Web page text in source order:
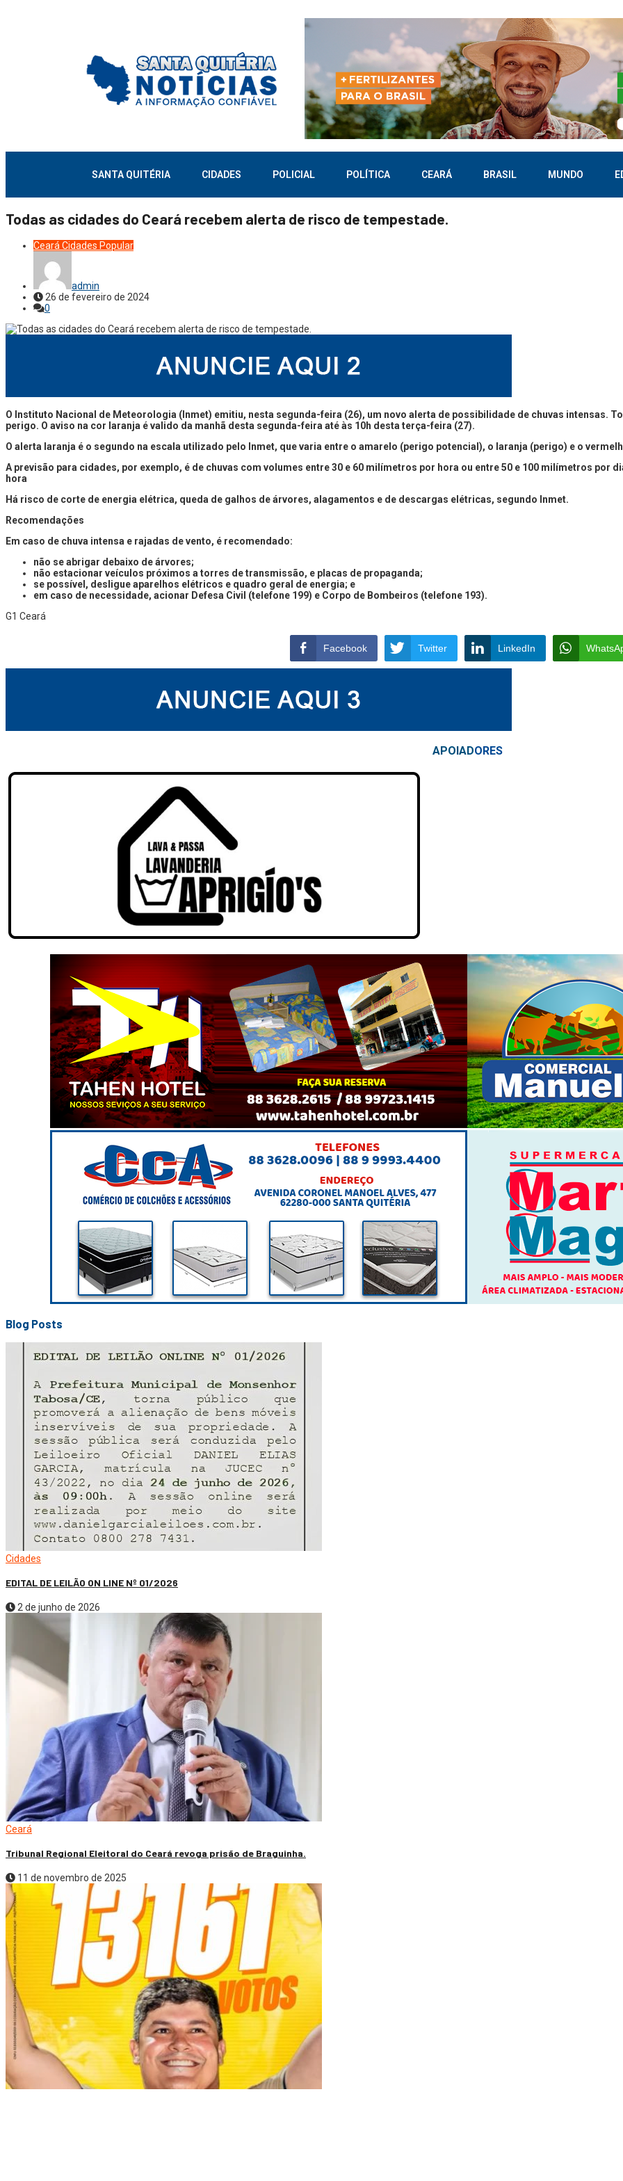
SANTA QUITÉRIA CIDADES POLICIAL POLÍTICA CEARÁ BRASIL MUNDO
Todas as cidades do Ceará recebem alerta de risco de tempestade.
Ceará Cidades Popular
admin
26 de fevereiro de 2024
0
O Instituto Nacional de Meteorologia (Inmet) emitiu, nesta segunda-feira (26), um novo alerta de possibilidade de chuvas intensas.
perigo. O aviso na cor laranja é valido da manhã desta segunda-feira até às 10h desta terça-feira (27).
O alerta laranja é o segundo na escala utilizado pelo Inmet, que varia entre o amarelo (perigo potencial), o laranja (perigo) e o
A previsão para cidades, por exemplo, é de chuvas com volumes entre 30 e 60 milímetros por hora ou entre 50 e 100 milímetros por
hora
Há risco de corte de energia elétrica, queda de galhos de árvores, alagamentos e de descargas elétricas, segundo Inmet.
Recomendações
Em caso de chuva intensa e rajadas de vento, é recomendado:
não se abrigar debaixo de árvores;
não estacionar veículos próximos a torres de transmissão, e placas de propaganda;
se possível, desligue aparelhos elétricos e quadro geral de energia; e
em caso de necessidade, acionar Defesa Civil (telefone 199) e Corpo de Bombeiros (telefone 193).
G1 Ceará
Facebook Twitter LinkedIn
APOIADORES
Blog Posts
Cidades
EDITAL DE LEILÃO ON LINE Nº 01/2026
2 de junho de 2026
Ceará
Tribunal Regional Eleitoral do Ceará revoga prisão de Braguinha.
11 de novembro de 2025